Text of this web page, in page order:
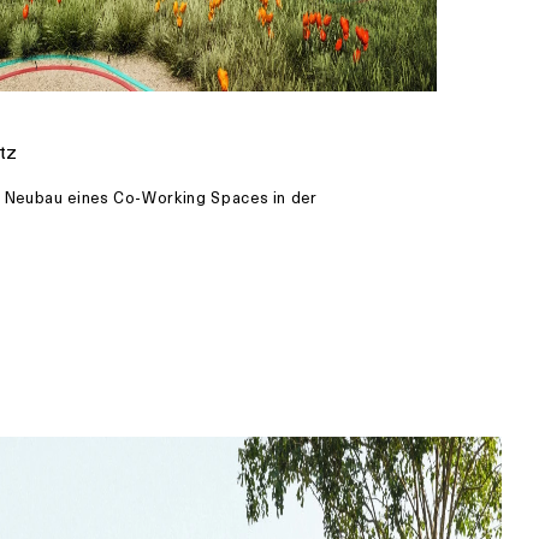
eines Co-Working Spaces in der